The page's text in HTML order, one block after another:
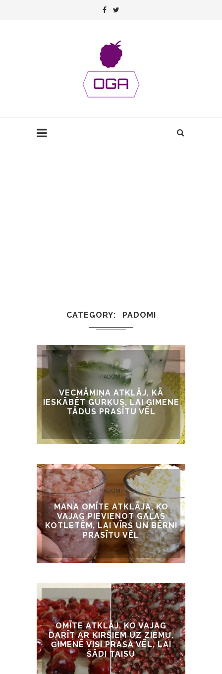
CATEGORY PADOMI
PADOMI
VECMĀMIŅA ATKLĀJ, KĀ
IESKĀBĒT GURĶUS, LAI ĢIMENE
TĀDUS PRASĪTU VĒL
PADOMI
MANA OMĪTE ATKLĀJA, KO
VAJAG PIEVIENOT GAĻAS
KOTLETĒM, LAI VĪRS UN BĒRNI
PRASĪTU VĒL
PADOMI
OMĪTE ATKLĀJ, KO VAJAG
DARĪT AR ĶIRŠIEM UZ ZIEMU.
ĢIMENĒ VISI PRASA VĒL, LAI
ŠĀDI TAISU